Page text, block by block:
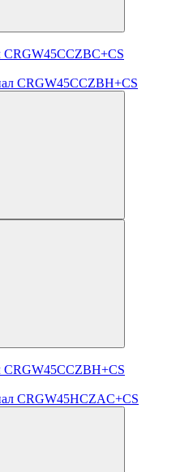
CRGW45CCZBC+CS
CRGW45CCZBH+CS